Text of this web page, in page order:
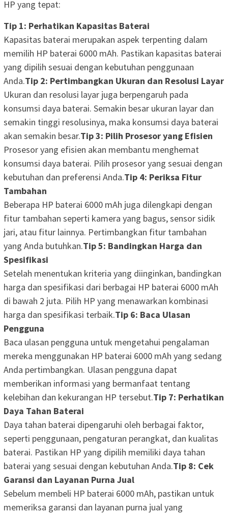
HP yang tepat:
Tip 1: Perhatikan Kapasitas Baterai
Kapasitas baterai merupakan aspek terpenting dalam
memilih HP baterai 6000 mAh. Pastikan kapasitas baterai
yang dipilih sesuai dengan kebutuhan penggunaan
Anda.Tip 2: Pertimbangkan Ukuran dan Resolusi Layar
Ukuran dan resolusi layar juga berpengaruh pada
konsumsi daya baterai. Semakin besar ukuran layar dan
semakin tinggi resolusinya, maka konsumsi daya baterai
akan semakin besar.Tip 3: Pilih Prosesor yang Efisien
Prosesor yang efisien akan membantu menghemat
konsumsi daya baterai. Pilih prosesor yang sesuai dengan
kebutuhan dan preferensi Anda.Tip 4: Periksa Fitur
Tambahan
Beberapa HP baterai 6000 mAh juga dilengkapi dengan
fitur tambahan seperti kamera yang bagus, sensor sidik
jari, atau fitur lainnya. Pertimbangkan fitur tambahan
yang Anda butuhkan.Tip 5: Bandingkan Harga dan
Spesifikasi
Setelah menentukan kriteria yang diinginkan, bandingkan
harga dan spesifikasi dari berbagai HP baterai 6000 mAh
di bawah 2 juta. Pilih HP yang menawarkan kombinasi
harga dan spesifikasi terbaik.Tip 6: Baca Ulasan
Pengguna
Baca ulasan pengguna untuk mengetahui pengalaman
mereka menggunakan HP baterai 6000 mAh yang sedang
Anda pertimbangkan. Ulasan pengguna dapat
memberikan informasi yang bermanfaat tentang
kelebihan dan kekurangan HP tersebut.Tip 7: Perhatikan
Daya Tahan Baterai
Daya tahan baterai dipengaruhi oleh berbagai faktor,
seperti penggunaan, pengaturan perangkat, dan kualitas
baterai. Pastikan HP yang dipilih memiliki daya tahan
baterai yang sesuai dengan kebutuhan Anda.Tip 8: Cek
Garansi dan Layanan Purna Jual
Sebelum membeli HP baterai 6000 mAh, pastikan untuk
memeriksa garansi dan layanan purna jual yang